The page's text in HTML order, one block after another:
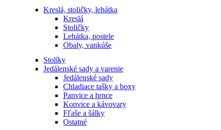
Kreslá, stoličky, lehátka
Kreslá
Stoličky
Lehátka, postele
Obaly, vankúše
Stolíky
Jedálenské sady a varenie
Jedálenské sady
Chladiace tašky a boxy
Panvice a hrnce
Konvice a kávovary
Fľaše a šálky
Ostatné